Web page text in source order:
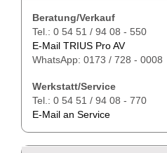
Beratung/Verkauf
Tel.: 0 54 51 / 94 08 - 550
E-Mail TRIUS Pro AV
WhatsApp: 0173 / 728 - 0008
Werkstatt/Service
Tel.: 0 54 51 / 94 08 - 770
E-Mail an Service